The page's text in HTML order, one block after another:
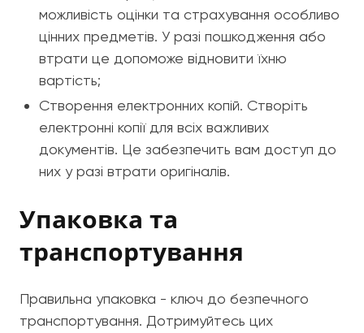
можливість оцінки та страхування особливо
цінних предметів. У разі пошкодження або
втрати це допоможе відновити їхню
вартість;
Створення електронних копій. Створіть
електронні копії для всіх важливих
документів. Це забезпечить вам доступ до
них у разі втрати оригіналів.
Упаковка та
транспортування
Правильна упаковка - ключ до безпечного
транспортування. Дотримуйтесь цих